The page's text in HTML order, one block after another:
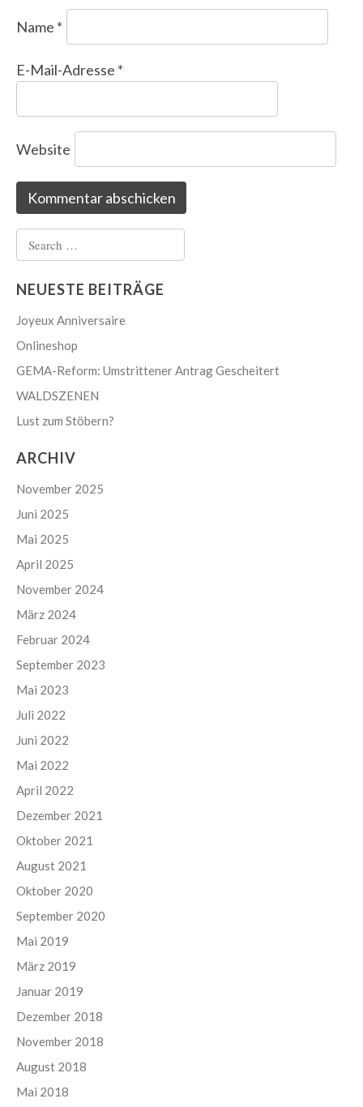
Name *
E-Mail-Adresse *
Website
for:
NEUESTE BEITRÄGE
Joyeux Anniversaire
Onlineshop
GEMA-Reform: Umstrittener Antrag Gescheitert
WALDSZENEN
Lust zum Stöbern?
ARCHIV
November 2025
Juni 2025
Mai 2025
April 2025
November 2024
März 2024
Februar 2024
September 2023
Mai 2023
Juli 2022
Juni 2022
Mai 2022
April 2022
Dezember 2021
Oktober 2021
August 2021
Oktober 2020
September 2020
Mai 2019
März 2019
Januar 2019
Dezember 2018
November 2018
August 2018
Mai 2018